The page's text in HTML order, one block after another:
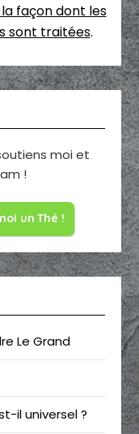
façon dont les
sont traitées.
moi et
!
un Thé !
Le Grand
il universel ?